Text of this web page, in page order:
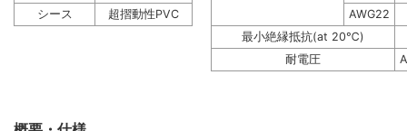
シース
超摺動性PVC
AWG22
最小絶縁抵抗(at 20℃)
耐電圧